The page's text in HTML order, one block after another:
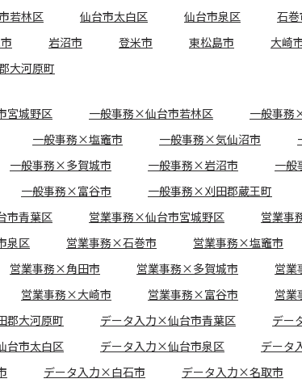
若林区 仙台市太白区 仙台市泉区 石巻
岩沼市 登米市 東松島市 大崎
大河原町
宮城野区 一般事務×仙台市若林区
一般事務
一般事務×塩竈市 一般事務×気仙沼市
一般事務×多賀城市 一般事務×岩沼市
一般
一般事務×富谷市 一般事務×刈田郡蔵王町
市青葉区 営業事務×仙台市宮城野区
営業事
泉区 営業事務×石巻市 営業事務×塩竈市
営業事務×角田市 営業事務×多賀城市
営業
営業事務×大崎市 営業事務×富谷市
営業
郡大河原町 データ入力×仙台市青葉区
デー
台市太白区 データ入力×仙台市泉区
データ
データ入力×白石市 データ入力×名取市